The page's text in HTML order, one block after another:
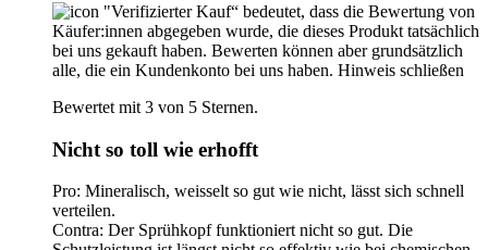
"Verifizierter Kauf“ bedeutet, dass die Bewertung von
Käufer:innen abgegeben wurde, die dieses Produkt tatsächlich
bei uns gekauft haben. Bewerten können aber grundsätzlich
alle, die ein Kundenkonto bei uns haben. Hinweis schließen
Bewertet mit 3 von 5 Sternen.
Nicht so toll wie erhofft
Pro: Mineralisch, weisselt so gut wie nicht, lässt sich schnell
verteilen.
Contra: Der Sprühkopf funktioniert nicht so gut. Die